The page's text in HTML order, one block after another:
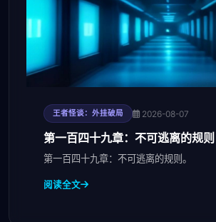
王者怪谈：外挂破局 2026-08-07
第一百四十九章：不可逃离的规则
第一百四十九章：不可逃离的规则。
阅读全文